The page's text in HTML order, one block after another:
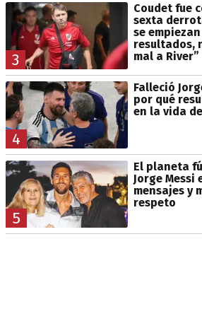
3
Coudet fue
sexta
se
resultados,
mal a River”
4
Falleció
por qué
en la vida
5
El planeta
Jorge Messi
mensajes y
respeto